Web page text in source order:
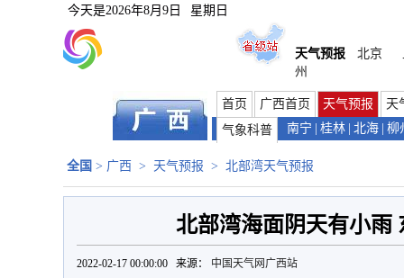
今天是2026年8月9日 星期日
天气预报 北京
州
首页 广西首页 天气预报
天
气象科普
南宁 桂林 北海 柳
全国 > 广西 > 天气预报 > 北部湾天气预报
北部湾海面阴天有小雨
2022-02-17 00:00:00 来源： 中国天气网广西站